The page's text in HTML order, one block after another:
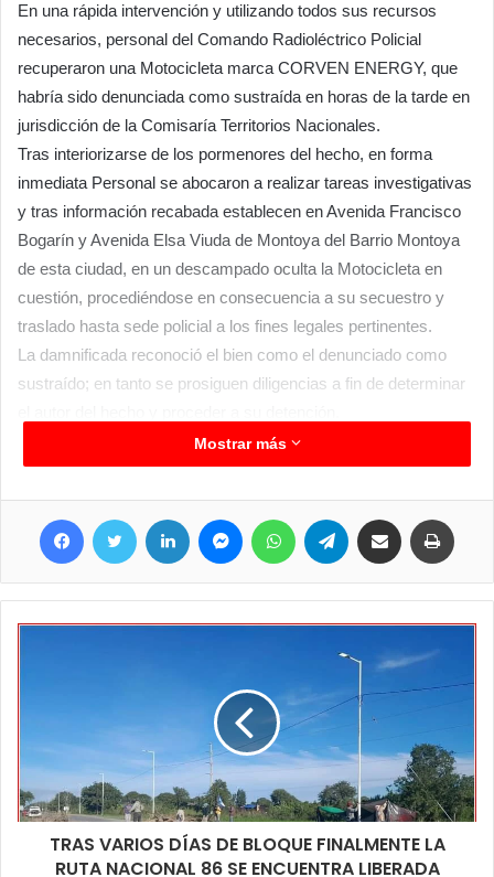
En una rápida intervención y utilizando todos sus recursos
necesarios, personal del Comando Radioléctrico Policial
recuperaron una Motocicleta marca CORVEN ENERGY, que
habría sido denunciada como sustraída en horas de la tarde en
jurisdicción de la Comisaría Territorios Nacionales.
Tras interiorizarse de los pormenores del hecho, en forma
inmediata Personal se abocaron a realizar tareas investigativas
y tras información recabada establecen en Avenida Francisco
Bogarín y Avenida Elsa Viuda de Montoya del Barrio Montoya
de esta ciudad, en un descampado oculta la Motocicleta en
cuestión, procediéndose en consecuencia a su secuestro y
traslado hasta sede policial a los fines legales pertinentes.
La damnificada reconoció el bien como el denunciado como
sustraído; en tanto se prosiguen diligencias a fin de determinar
Mostrar más
Facebook Twitter LinkedIn MessengerWhatsApp Telegram Compartir por correo electrónico
TRAS VARIOS DÍAS DE BLOQUE FINALMENTE LA
RUTA NACIONAL 86 SE ENCUENTRA LIBERADA